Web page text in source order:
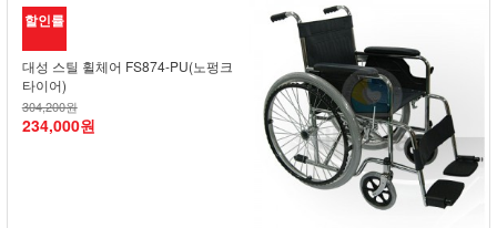
할인률
대성 스틸 휠체어 FS874-PU(노펑크
타이어)
304,200원
234,000원